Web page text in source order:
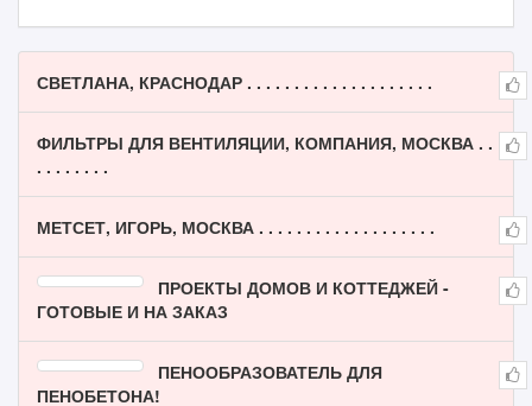
СВЕТЛАНА, КРАСНОДАР . . . . . . . . . . . . . . . . . . . .
ФИЛЬТРЫ ДЛЯ ВЕНТИЛЯЦИИ, КОМПАНИЯ, МОСКВА . .
. . . . . . . .
МЕТСЕТ, ИГОРЬ, МОСКВА . . . . . . . . . . . . . . . . . . .
ПРОЕКТЫ ДОМОВ И КОТТЕДЖЕЙ -
ГОТОВЫЕ И НА ЗАКАЗ
ПЕНООБРАЗОВАТЕЛЬ ДЛЯ
ПЕНОБЕТОНА!